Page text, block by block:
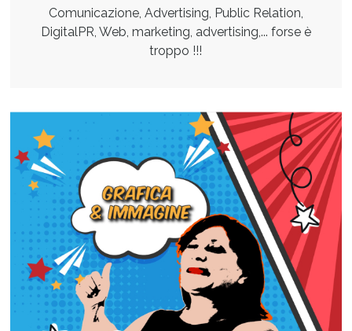
Comunicazione, Advertising, Public Relation,
DigitalPR, Web, marketing, advertising,... forse è
troppo !!!